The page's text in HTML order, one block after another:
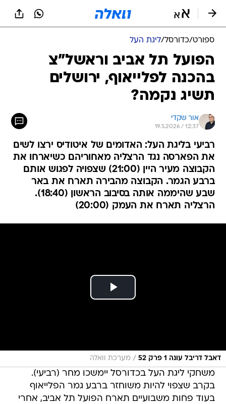
ספורט/כדורסל/ליגת העל
הפועל תל אביב וראשל"צ
בהכנה לפלייאוף, ירושלים
תשיג נקמה?
אור שקדי
19.5.2026 / 12:37
רביעי בליגת העל: האדומים של איטודיס ירצו לשים
את הפארסה נגד הרצליה מאחוריהם כשיארחו את
הקבוצה מעיר היין (21:00) שצפויה לפגוש אותם
ברבע הגמר. הקבוצה מהבירה תארח את באר
שבע שהיממה אותה בסיבוב הראשון (18:40).
הרצליה תארח את העמק (20:00)
דאבל דריבל עונה 1 פרק 52 / מערכת וואלה
משחקי ליגת העל בכדורסל יימשכו מחר (רביעי).
בקרב שצפוי להיות משוחזר ברבע גמר הפלייאוף
בעוד פחות משבועיים תארח הפועל תל אביב, אחרי